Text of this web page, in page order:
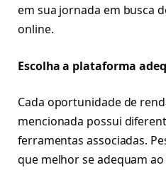
em sua jornada em busca
online.
Escolha a plataforma
Cada oportunidade de
mencionada possui
ferramentas associadas.
que melhor se adequam